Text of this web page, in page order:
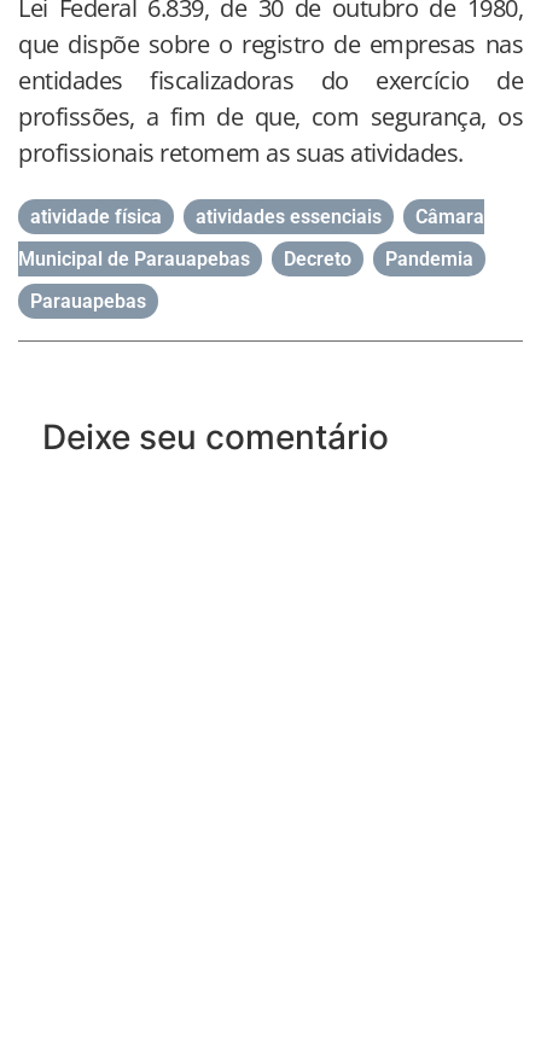
Lei Federal 6.839, de 30 de outubro de 1980,
que dispõe sobre o registro de empresas nas
entidades fiscalizadoras do exercício de
profissões, a fim de que, com segurança, os
profissionais retomem as suas atividades.
atividade física atividades essenciais
Câmara
Municipal de Parauapebas
Decreto Pandemia
Parauapebas
Deixe seu comentário